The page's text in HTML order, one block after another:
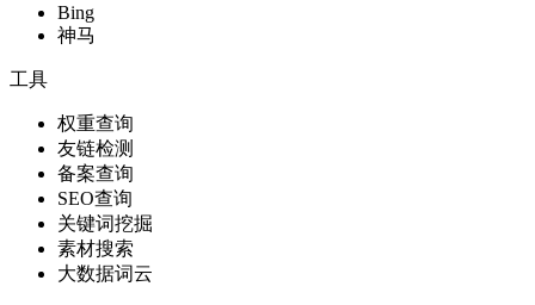
Bing
神马
工具
权重查询
友链检测
备案查询
SEO查询
关键词挖掘
素材搜索
大数据词云